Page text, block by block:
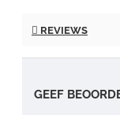
REVIEWS
GEEF